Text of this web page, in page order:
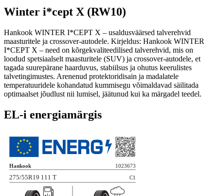
Winter i*cept X (RW10)
Hankook WINTER I*CEPT X – usaldusväärsed talverehvid
maasturitele ja crossover-autodele. Kirjeldus: Hankook WINTER
I*CEPT X – need on kõrgekvaliteedilised talverehvid, mis on
loodud spetsiaalselt maasturitele (SUV) ja crossover-autodele, et
tagada suurepärane haarduvus, stabiilsus ja ohutus keerulistes
talvetingimustes. Arenenud protektoridisain ja madalatele
temperatuuridele kohandatud kummisegu võimaldavad säilitada
optimaalset jõudlust nii lumisel, jäätunud kui ka märgadel teedel.
EL-i energiamärgis